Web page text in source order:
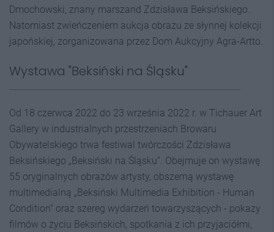
Dmochowski, znany marszand Zdzisława Beksińskiego.
Natomiast zwieńczeniem aukcja obrazu ze słynnej kolekcji
japońskiej, zorganizowana przez Dom Aukcyjny Agra-Artto.
Wystawa "Beksiński na Śląsku"
Od 18 czerwca 2022 do 23 września 2022 r. w Tichauer Art
Gallery w industrialnych przestrzeniach Browaru
Obywatelskiego trwa festiwal twórczości Zdzisława
Beksińskiego „Beksiński na Śląsku”. Obejmuje on wystawę
55 oryginalnych obrazów artysty, obszerną wystawę
multimedialną „Beksiński Multimedia Exhibition - Human
Condition” oraz szereg wydarzeń towarzyszących - pokazy
filmów o życiu Beksińskich, spotkania z ich przyjaciółmi,